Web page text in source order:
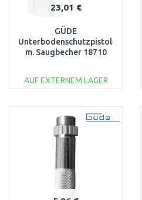
23,01 €
GÜDE
Unterbodenschutzpistole
m. Saugbecher 18710
AUF EXTERNEM LAGER
Vergleichen